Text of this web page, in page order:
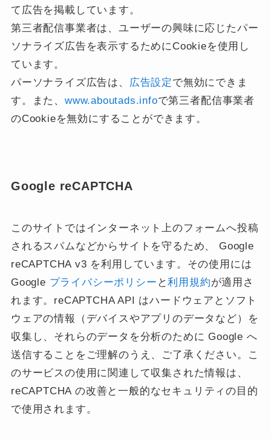
て広告を掲載しています。
第三者配信事業者は、ユーザーの興味に応じたパー
ソナライズ広告を表示するためにCookieを使用し
ています。
パーソナライズ広告は、 広告設定 で無効にできま
す。また、 www.aboutads.infoで第三者配信事業者
のCookieを無効にすることができます。
Google reCAPTCHA
このサイトではインターネット上のフォームへ投稿
されるスパムなどからサイトを守るため、 Google
reCAPTCHA v3 を利用しています。その使用には
Google プライバシーポリシー と利用規約が適用さ
れます。reCAPTCHA API はハードウェアとソフト
ウェアの情報（デバイスやアプリのデータなど）を
収集し、それらのデータを分析のために Google へ
送信することをご理解のうえ、ご了承ください。こ
のサービスの使用に関連して収集された情報は、
reCAPTCHA の改善と一般的なセキュリティの目的
で使用されます。